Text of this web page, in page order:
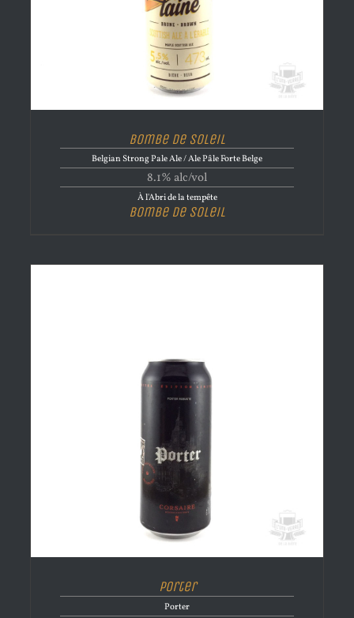
Bombe de Soleil
Belgian Strong Pale Ale / Ale Pâle Forte Belge
8.1% alc/vol
À l'Abri de la tempête
Bombe de Soleil
Porter
Porter